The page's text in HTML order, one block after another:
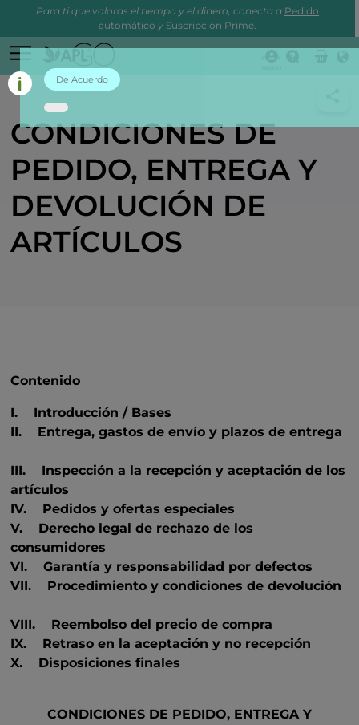
Para ti que valoras el tiempo y el dinero, conecta a Pedido
automático y Suscripción Prime.
CONDICIONES DE
PEDIDO, ENTREGA Y
DEVOLUCIÓN DE
ARTÍCULOS
Contenido
I. Introducción / Bases
II. Entrega, gastos de envío y plazos de entrega
III. Inspección a la recepción y aceptación de los
artículos
IV. Pedidos y ofertas especiales
V. Derecho legal de rechazo de los
consumidores
VI. Garantía y responsabilidad por defectos
VII. Procedimiento y condiciones de devolución
VIII. Reembolso del precio de compra
IX. Retraso en la aceptación y no recepción
X. Disposiciones finales
CONDICIONES DE PEDIDO, ENTREGA Y
De Acuerdo